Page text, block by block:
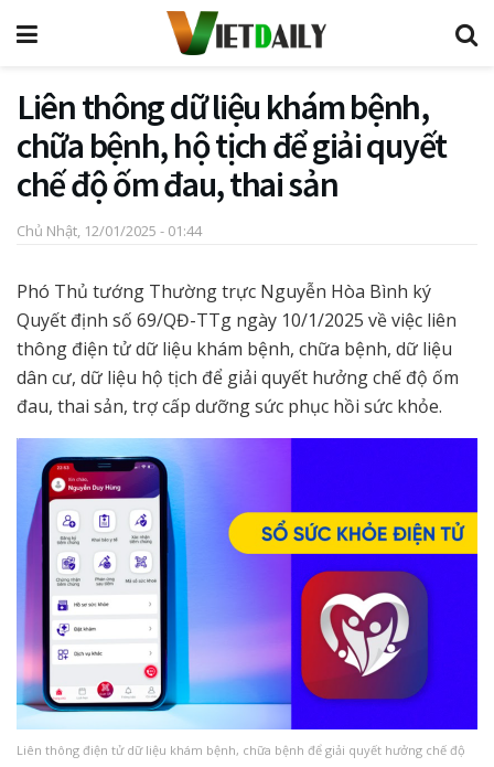
Liên thông dữ liệu khám bệnh,
chữa bệnh, hộ tịch để giải quyết
chế độ ốm đau, thai sản
Chủ Nhật, 12/01/2025 - 01:44
Phó Thủ tướng Thường trực Nguyễn Hòa Bình ký
Quyết định số 69/QĐ-TTg ngày 10/1/2025 về việc liên
thông điện tử dữ liệu khám bệnh, chữa bệnh, dữ liệu
dân cư, dữ liệu hộ tịch để giải quyết hưởng chế độ ốm
đau, thai sản, trợ cấp dưỡng sức phục hồi sức khỏe.
Liên thông điện tử dữ liệu khám bệnh, chữa bệnh để giải quyết hưởng chế độ